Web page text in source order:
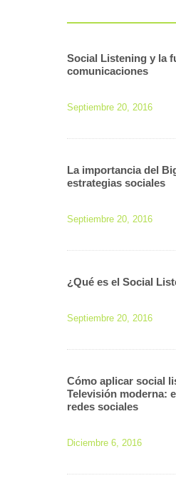
Social Listening y la
comunicaciones
Septiembre 20, 2016
La importancia del
estrategias sociales
Septiembre 20, 2016
¿Qué es el Social
Septiembre 20, 2016
Cómo aplicar social
Televisión moderna:
redes sociales
Diciembre 6, 2016